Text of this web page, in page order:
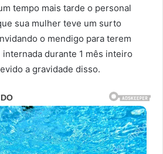
tempo mais tarde o personal
sua mulher teve um surto
o mendigo para terem
durante 1 mês inteiro
a gravidade disso.